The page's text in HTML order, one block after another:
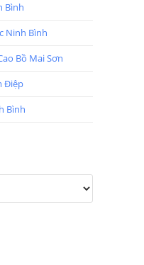
Bình
Ninh Bình
Bồ Mai Sơn
Điệp
Bình